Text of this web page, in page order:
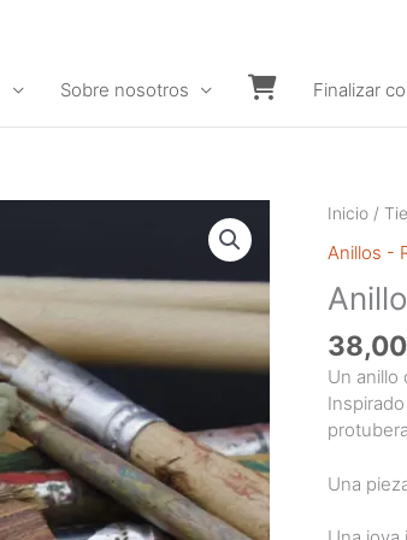
Sobre nosotros
Carrito
Finalizar
Inicio /
Anillos -
38,00
Un anillo
Una